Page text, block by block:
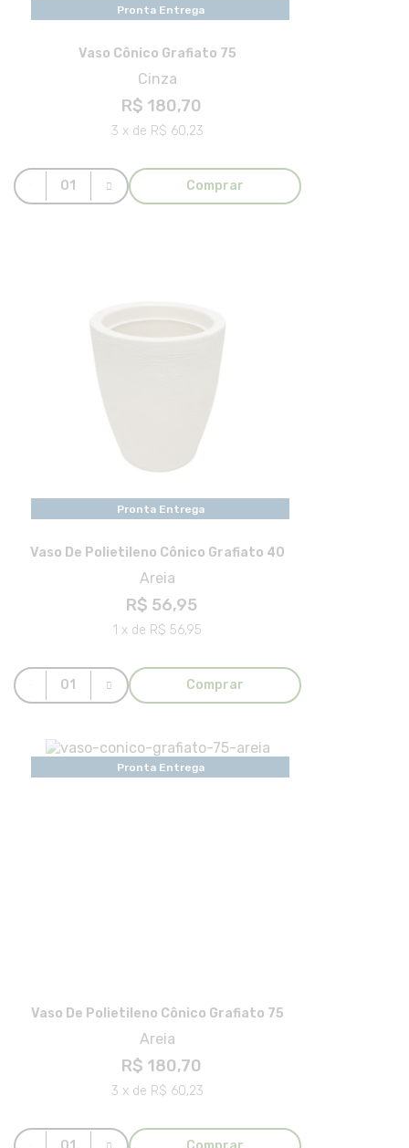
Pronta Entrega
Vaso Cônico Grafiato 75
Cinza
R$ 180,70
3 x de R$ 60,23
Comprar
Pronta Entrega
Vaso De Polietileno Cônico Grafiato 40
Areia
R$ 56,95
1 x de R$ 56,95
Comprar
Pronta Entrega
Vaso De Polietileno Cônico Grafiato 75
Areia
R$ 180,70
3 x de R$ 60,23